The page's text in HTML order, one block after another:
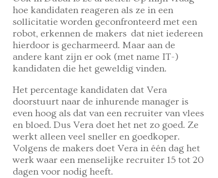
hoe kandidaten reageren als ze in een
sollicitatie worden geconfronteerd met een
robot, erkennen de makers dat niet iedereen
hierdoor is gecharmeerd. Maar aan de
andere kant zijn er ook (met name IT-)
kandidaten die het geweldig vinden.
Het percentage kandidaten dat Vera
doorstuurt naar de inhurende manager is
even hoog als dat van een recruiter van vlees
en bloed. Dus Vera doet het net zo goed. Ze
werkt alleen veel sneller en goedkoper.
Volgens de makers doet Vera in één dag het
werk waar een menselijke recruiter 15 tot 20
dagen voor nodig heeft.